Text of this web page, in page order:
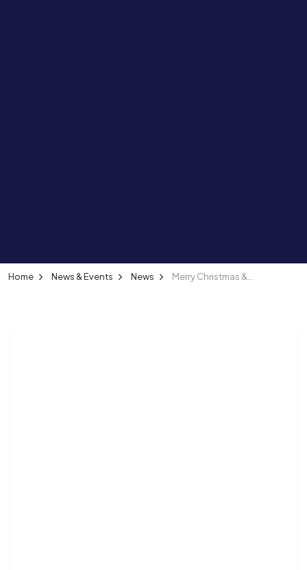
Home News & Events News